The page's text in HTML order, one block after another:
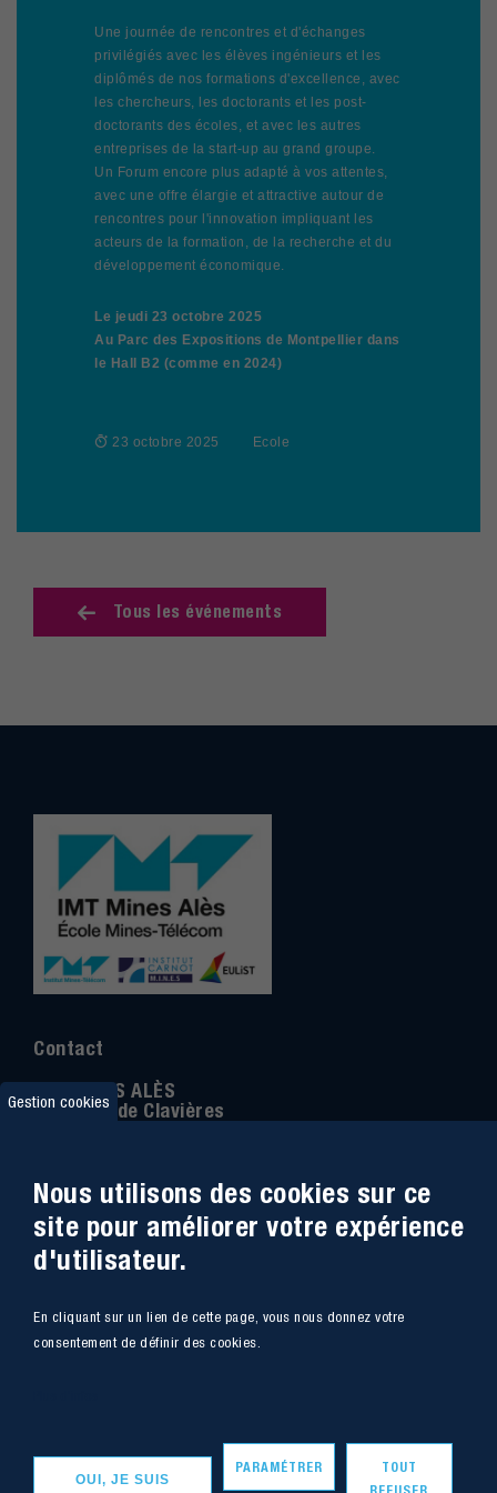
Une journée de rencontres et d'échanges
privilégiés avec les élèves ingénieurs et les
diplômés de nos formations d'excellence, avec
les chercheurs, les doctorants et les post-
doctorants des écoles, et avec les autres
entreprises de la start-up au grand groupe.
Un Forum encore plus adapté à vos attentes,
avec une offre élargie et attractive autour de
rencontres pour l'innovation impliquant les
acteurs de la formation, de la recherche et du
développement économique.
Le jeudi 23 octobre 2025
Au Parc des Expositions de Montpellier dans
le Hall B2 (comme en 2024)
23 octobre 2025 Ecole
Tous les événements
Contact
IMT MINES ALÈS
6 Avenue de Clavières
Téléphone
04 66 78 50 00
Coordonnée GPS:44.13312 - 4.08836
Plan du site Marchés Publics
Gestion cookies
Nous utilisons des cookies sur ce
site pour améliorer votre expérience
d'utilisateur.
En cliquant sur un lien de cette page, vous nous donnez votre
consentement de définir des cookies.
OUI, JE SUIS
PARAMÉTRER
TOUT